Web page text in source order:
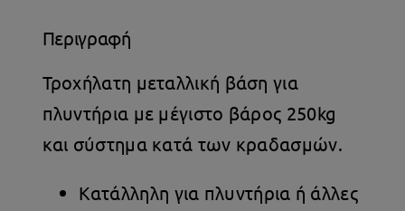
Περιγραφή
Τροχήλατη μεταλλική βάση για
πλυντήρια με μέγιστο βάρος 250kg
και σύστημα κατά των κραδασμών.
Κατάλληλη για πλυντήρια ή άλλες